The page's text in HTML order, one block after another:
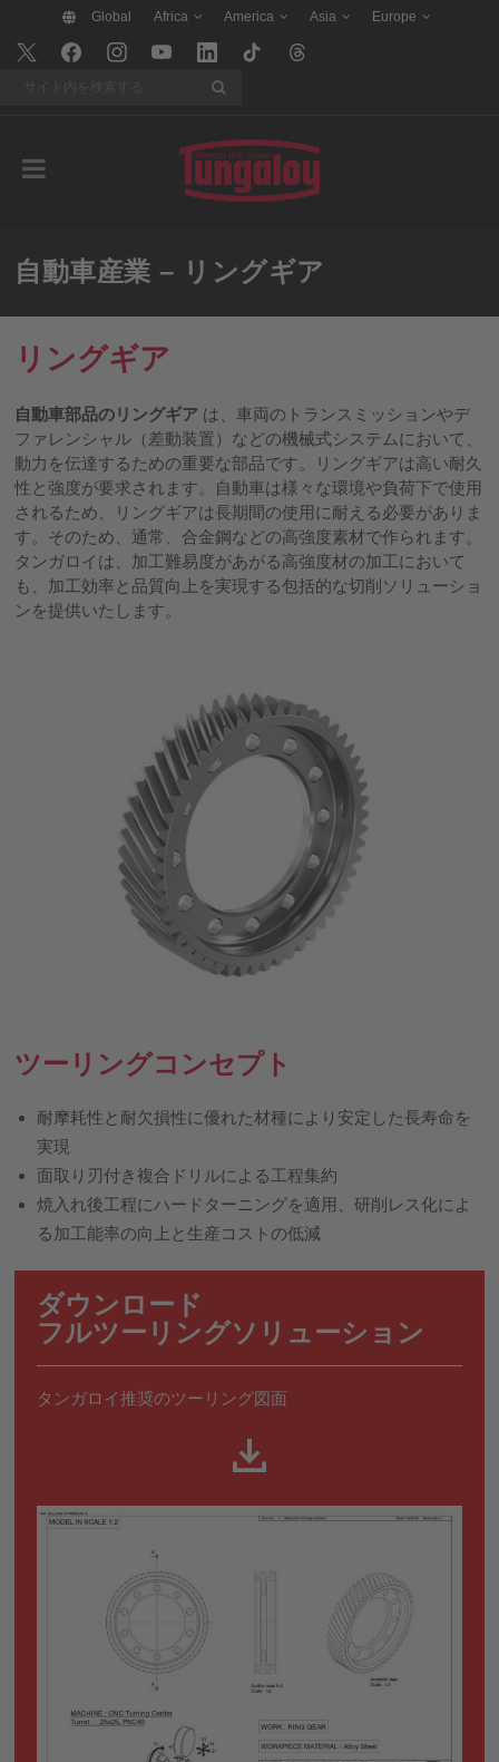
Global Africa America Asia Europe
自動車産業 – リングギア
リングギア
自動車部品のリングギア は、車両のトランスミッションやデ
ファレンシャル（差動装置）などの機械式システムにおいて、
動力を伝達するための重要な部品です。リングギアは高い耐久
性と強度が要求されます。自動車は様々な環境や負荷下で使用
されるため、リングギアは長期間の使用に耐える必要がありま
す。そのため、通常、合金鋼などの高強度素材で作られます。
タンガロイは、加工難易度があがる高強度材の加工において
も、加工効率と品質向上を実現する包括的な切削ソリューショ
ンを提供いたします。
ツーリングコンセプト
耐摩耗性と耐欠損性に優れた材種により安定した長寿命を
実現
面取り刃付き複合ドリルによる工程集約
焼入れ後工程にハードターニングを適用、研削レス化によ
る加工能率の向上と生産コストの低減
ダウンロード
フルツーリングソリューション
タンガロイ推奨のツーリング図面